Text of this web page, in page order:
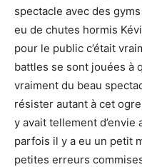
spectacle avec des
eu de chutes hormis
pour le public c’était
battles se sont jouées à
vraiment du beau
résister autant à cet
y avait tellement d’envie
parfois il y a eu un petit
petites erreurs